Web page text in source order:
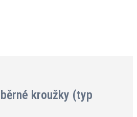
kroužky (typ